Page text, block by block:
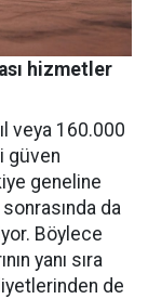
hizmetler
veya 160.000
güven
geneline
sonrasında da
Böylece
yanı sıra
de